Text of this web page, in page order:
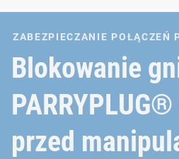
ZABEZPIECZANIE POŁĄCZEŃ
Blokowanie
przed